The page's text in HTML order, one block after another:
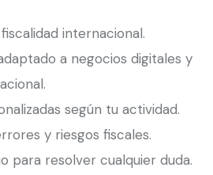
internacional.
a negocios digitales y
según tu actividad.
y riesgos fiscales.
para resolver cualquier duda.